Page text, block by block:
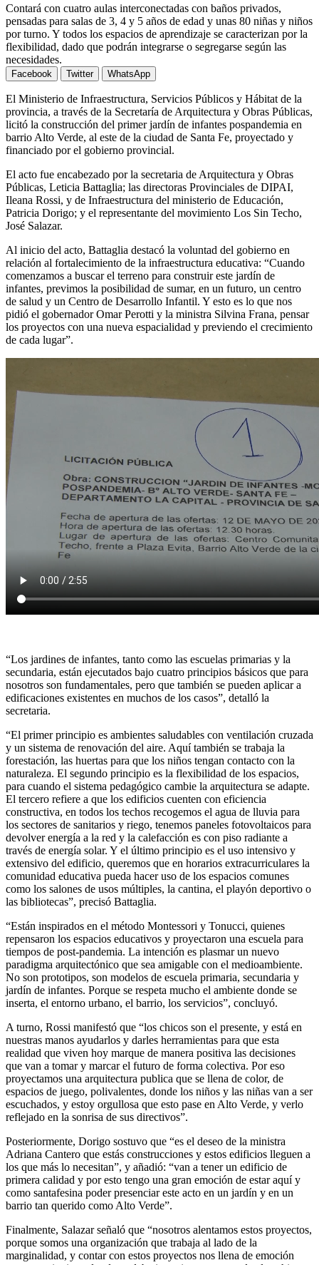
Contará con cuatro aulas interconectadas con baños privados,
pensadas para salas de 3, 4 y 5 años de edad y unas 80 niñas y niños
por turno. Y todos los espacios de aprendizaje se caracterizan por la
flexibilidad, dado que podrán integrarse o segregarse según las
necesidades.
Facebook Twitter WhatsApp
El Ministerio de Infraestructura, Servicios Públicos y Hábitat de la
provincia, a través de la Secretaría de Arquitectura y Obras Públicas,
licitó la construcción del primer jardín de infantes pospandemia en
barrio Alto Verde, al este de la ciudad de Santa Fe, proyectado y
financiado por el gobierno provincial.
El acto fue encabezado por la secretaria de Arquitectura y Obras
Públicas, Leticia Battaglia; las directoras Provinciales de DIPAI,
Ileana Rossi, y de Infraestructura del ministerio de Educación,
Patricia Dorigo; y el representante del movimiento Los Sin Techo,
José Salazar.
Al inicio del acto, Battaglia destacó la voluntad del gobierno en
relación al fortalecimiento de la infraestructura educativa: “Cuando
comenzamos a buscar el terreno para construir este jardín de
infantes, previmos la posibilidad de sumar, en un futuro, un centro
de salud y un Centro de Desarrollo Infantil. Y esto es lo que nos
pidió el gobernador Omar Perotti y la ministra Silvina Frana, pensar
los proyectos con una nueva espacialidad y previendo el crecimiento
de cada lugar”.
“Los jardines de infantes, tanto como las escuelas primarias y la
secundaria, están ejecutados bajo cuatro principios básicos que para
nosotros son fundamentales, pero que también se pueden aplicar a
edificaciones existentes en muchos de los casos”, detalló la
secretaria.
“El primer principio es ambientes saludables con ventilación cruzada
y un sistema de renovación del aire. Aquí también se trabaja la
forestación, las huertas para que los niños tengan contacto con la
naturaleza. El segundo principio es la flexibilidad de los espacios,
para cuando el sistema pedagógico cambie la arquitectura se adapte.
El tercero refiere a que los edificios cuenten con eficiencia
constructiva, en todos los techos recogemos el agua de lluvia para
los sectores de sanitarios y riego, tenemos paneles fotovoltaicos para
devolver energía a la red y la calefacción es con piso radiante a
través de energía solar. Y el último principio es el uso intensivo y
extensivo del edificio, queremos que en horarios extracurriculares la
comunidad educativa pueda hacer uso de los espacios comunes
como los salones de usos múltiples, la cantina, el playón deportivo o
las bibliotecas”, precisó Battaglia.
“Están inspirados en el método Montessori y Tonucci, quienes
repensaron los espacios educativos y proyectaron una escuela para
tiempos de post-pandemia. La intención es plasmar un nuevo
paradigma arquitectónico que sea amigable con el medioambiente.
No son prototipos, son modelos de escuela primaria, secundaria y
jardín de infantes. Porque se respeta mucho el ambiente donde se
inserta, el entorno urbano, el barrio, los servicios”, concluyó.
A turno, Rossi manifestó que “los chicos son el presente, y está en
nuestras manos ayudarlos y darles herramientas para que esta
realidad que viven hoy marque de manera positiva las decisiones
que van a tomar y marcar el futuro de forma colectiva. Por eso
proyectamos una arquitectura publica que se llena de color, de
espacios de juego, polivalentes, donde los niños y las niñas van a ser
escuchados, y estoy orgullosa que esto pase en Alto Verde, y verlo
reflejado en la sonrisa de sus directivos”.
Posteriormente, Dorigo sostuvo que “es el deseo de la ministra
Adriana Cantero que estás construcciones y estos edificios lleguen a
los que más lo necesitan”, y añadió: “van a tener un edificio de
primera calidad y por esto tengo una gran emoción de estar aquí y
como santafesina poder presenciar este acto en un jardín y en un
barrio tan querido como Alto Verde”.
Finalmente, Salazar señaló que “nosotros alentamos estos proyectos,
porque somos una organización que trabaja al lado de la
marginalidad, y contar con estos proyectos nos llena de emoción